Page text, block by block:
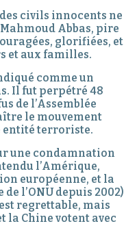
civils innocents ne
Abbas, pire
glorifiées, et
et aux familles.
comme un
Il fut perpétré 48
de l’Assemblée
le mouvement
terroriste.
une condamnation
l’Amérique,
européenne, et la
l’ONU depuis 2002)
regrettable, mais
la Chine votent avec